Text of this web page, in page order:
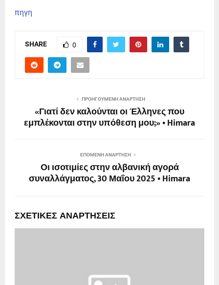
πηγη
SHARE 0
ΠΡΟΗΓΟΎΜΕΝΗ ΑΝΆΡΤΗΣΗ
«Γιατί δεν καλούνται οι Έλληνες που
εμπλέκονται στην υπόθεση μου;» • Himara
ΕΠΌΜΕΝΗ ΑΝΆΡΤΗΣΗ
Οι ισοτιμίες στην αλβανική αγορά
συναλλάγματος, 30 Μαΐου 2025 • Himara
ΣΧΕΤΙΚΈΣ ΑΝΑΡΤΉΣΕΙΣ